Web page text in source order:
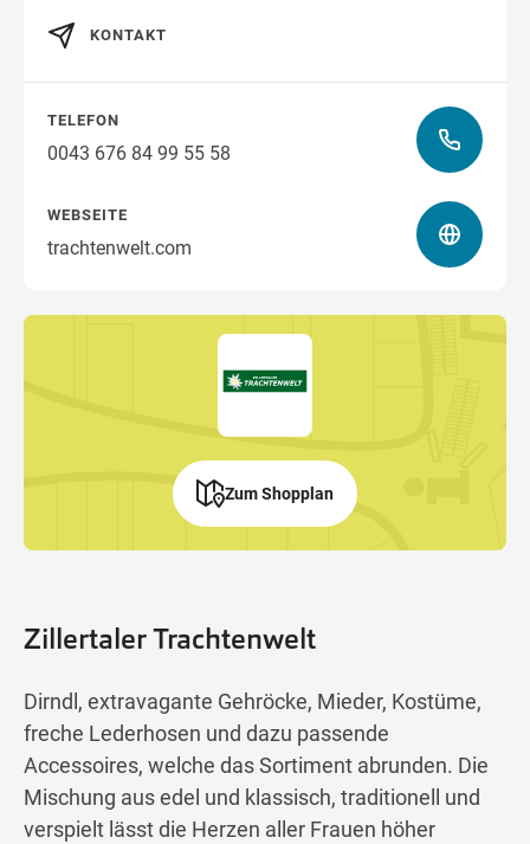
Zillertaler Trachtenwelt
Dirndl, extravagante Gehröcke, Mieder, Kostüme,
freche Lederhosen und dazu passende
Accessoires, welche das Sortiment abrunden. Die
Mischung aus edel und klassisch, traditionell und
verspielt lässt die Herzen aller Frauen höher
KONTAKT
TELEFON
0043 676 84 99 55 58
WEBSEITE
trachtenwelt.com
Zum Shopplan